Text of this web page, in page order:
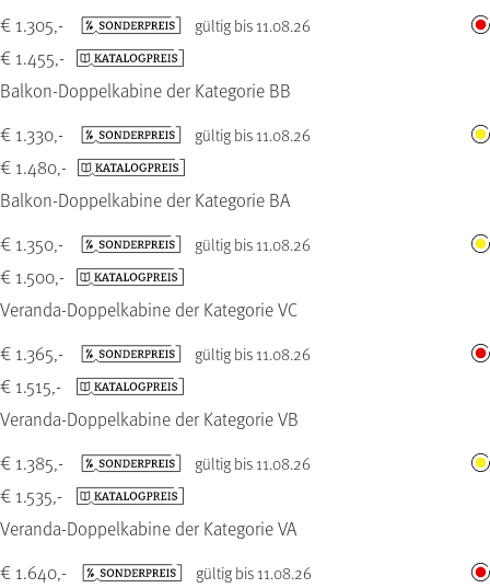
Balkon-Doppelkabine der Kategorie BB
€ 1.305,- gültig bis 11.08.26
€ 1.455,-
Balkon-Doppelkabine der Kategorie BA
€ 1.330,- gültig bis 11.08.26
€ 1.480,-
Veranda-Doppelkabine der Kategorie VC
€ 1.350,- gültig bis 11.08.26
€ 1.500,-
Veranda-Doppelkabine der Kategorie VB
€ 1.365,- gültig bis 11.08.26
€ 1.515,-
Veranda-Doppelkabine der Kategorie VA
€ 1.385,- gültig bis 11.08.26
€ 1.535,-
€ 1.640,- gültig bis 11.08.26